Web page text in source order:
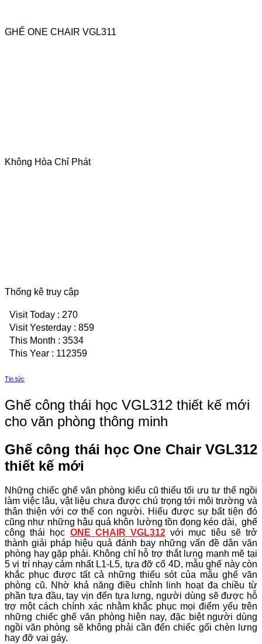
GHẾ ONE CHAIR VGL311
Không Hòa Chỉ Phát
Thống kê truy cập
Visit Today : 270
Visit Yesterday : 859
This Month : 3534
This Year : 112359
Tin tức
Ghế công thái học VGL312 thiết kế mới
cho văn phòng thông minh
Ghế công thái học One Chair VGL312
thiết kế mới
Những chiếc ghế văn phòng kiểu cũ thiếu tối ưu tư thế ngồi
làm việc lâu, vật liệu chưa được chú trọng tới môi trường và
thân thiện với cơ thể con người. Hiểu được sự bất tiện đó
cũng như những hậu quả khôn lường tồn đọng kéo dài, ghế
công thái học ONE CHAIR VGL312 với mục tiêu sẽ trở
thành giải pháp hiệu quả đánh bay những vấn đề dân văn
phòng hay gặp phải. Không chỉ hỗ trợ thắt lưng mạnh mẽ tại
5 vị trí nhạy cảm nhất L1-L5, tựa đỡ cổ 4D, mẫu ghế này còn
khắc phục được tất cả những thiếu sót của mẫu ghế văn
phòng cũ. Nhờ khả năng điều chỉnh linh hoạt đa chiều từ
phần tựa đầu, tay vịn đến tựa lưng, người dùng sẽ được hỗ
trợ một cách chính xác nhằm khắc phục mọi điểm yếu trên
những chiếc ghế văn phòng hiện nay, đặc biệt người dùng
ngồi văn phòng sẽ không phải cần đến chiếc gối chèn lưng
hay đỡ vai gáy.